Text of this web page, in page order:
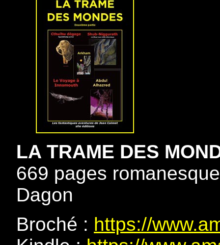
LA TRAME DES
669 pages
Dagon
Broché : https://